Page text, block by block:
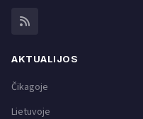
AKTUALIJOS
Čikagoje
Lietuvoje